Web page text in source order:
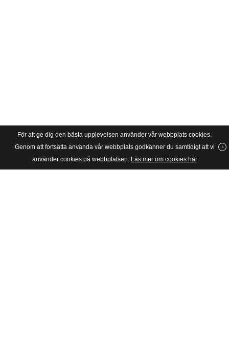
För att ge dig den bästa upplevelsen använder vår webbplats cookies.
Genom att fortsätta använda vår webbplats godkänner du samtidigt att vi
använder cookies på webbplatsen. Läs mer om cookies här